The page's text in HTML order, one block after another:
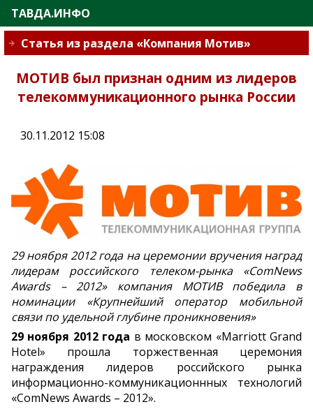
ТАВДА.ИНФО
Статья из раздела «Компания Мотив»
МОТИВ был признан одним из лидеров
телекоммуникационного рынка России
30.11.2012 15:08
29 ноября 2012 года на церемонии вручения наград
лидерам российского телеком-рынка «ComNews
Awards – 2012» компания МОТИВ победила в
номинации «Крупнейший оператор мобильной
связи по удельной глубине проникновения»
29 ноября 2012 года в московском «Marriott Grand
Hotel» прошла торжественная церемония
награждения лидеров российского рынка
информационно-коммуникационнных технологий
«ComNews Awards – 2012».